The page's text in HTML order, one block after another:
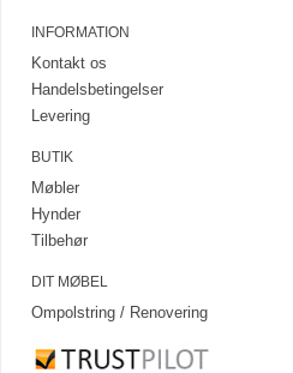
INFORMATION
Kontakt os
Handelsbetingelser
Levering
BUTIK
Møbler
Hynder
Tilbehør
DIT MØBEL
Ompolstring / Renovering